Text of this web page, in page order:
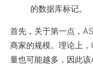
的数据库标记。
首先，关于第一点，
商家的规模。理论上
量也可能越多，因此